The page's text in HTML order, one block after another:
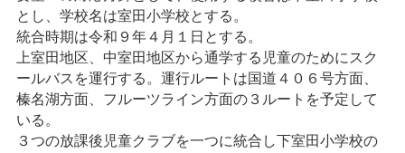
とし、学校名は室田小学校とする。
統合時期は令和９年４月１日とする。
上室田地区、中室田地区から通学する児童のためにスク
ールバスを運行する。運行ルートは国道４０６号方面、
榛名湖方面、フルーツライン方面の３ルートを予定して
いる。
３つの放課後児童クラブを一つに統合し下室田小学校の